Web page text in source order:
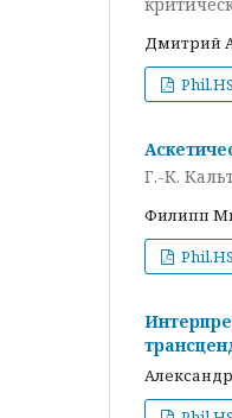
Дмитрий
Г.-К.
Филипп